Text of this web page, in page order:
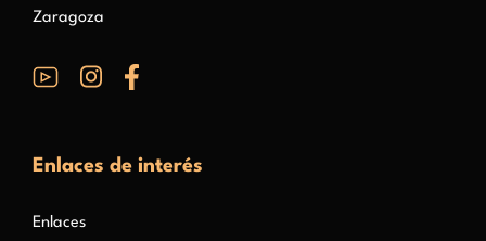
Zaragoza
Enlaces de interés
Enlaces